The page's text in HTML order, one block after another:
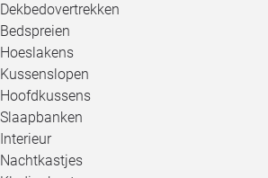
Dekbedovertrekken
Bedspreien
Hoeslakens
Kussenslopen
Hoofdkussens
Slaapbanken
Interieur
Nachtkastjes